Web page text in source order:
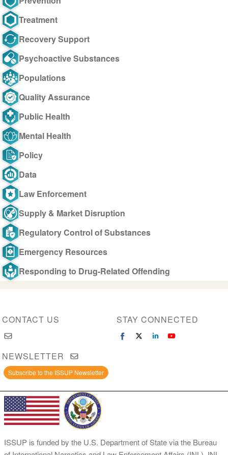
Treatment
Recovery Support
Psychoactive Substances
Populations
Quality Assurance
Public Health
Mental Health
Policy
Data
Law Enforcement
Supply & Market Disruption
Regulatory Control of Substances
Emergency Resources
Responding to Drug-Related Offending
CONTACT US STAY CONNECTED
NEWSLETTER
Subscribe to the ISSUP Newsletter
ISSUP is funded by the U.S. Department of State via the Bureau